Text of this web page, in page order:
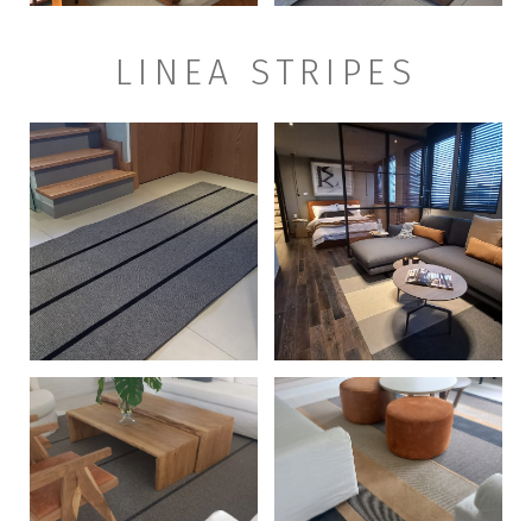
LINEA STRIPES
+ +
+ +